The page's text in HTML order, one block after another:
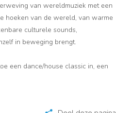
van wereldmuziek met een
hoeken van de wereld, van warme
culturele sounds,
in beweging brengt.
een dance/house classic in, een